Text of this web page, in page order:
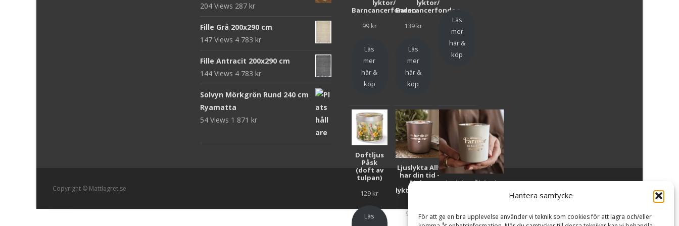
Hantera samtycke
För att ge en bra upplevelse använder vi teknik som cookies för att lagra och/eller
204 Views 287 kr
Fille Grå 200x290 cm
147 Views 4 783 kr
Fille Antracit 200x290 cm
144 Views 4 783 kr
Solvyn Mörkgrön Rund 240 cm
Ryamatta
54 Views 1 871 kr
lyktor/
Barncancerfonden
99 kr
Läs
mer
här &
köp
lyktor/
Barncancerfonden
139 kr
Läs
mer
här &
köp
Läs
mer
här &
köp
Doftljus
Påsk
(doft av
tulpan)
129 kr
Läs
Ljuslykta Allt
har din tid -
Majas
lyktor/Suicide
99
kr
Ljuslykta Älskade
99kr
Copyright © Mattlagret.se